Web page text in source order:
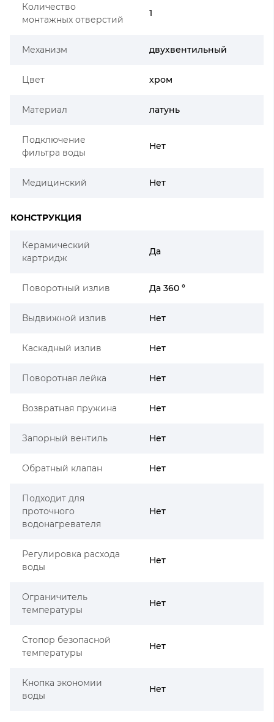
Количество
монтажных отверстий
1
Механизм двухвентильный
Цвет хром
Материал латунь
Подключение
фильтра воды
Нет
Медицинский Нет
КОНСТРУКЦИЯ
Керамический
картридж
Да
Поворотный излив Да 360 °
Выдвижной излив Нет
Каскадный излив Нет
Поворотная лейка Нет
Возвратная пружина Нет
Запорный вентиль Нет
Обратный клапан Нет
Подходит для
проточного
водонагревателя
Нет
Регулировка расхода
воды
Нет
Ограничитель
температуры
Нет
Стопор безопасной
температуры
Нет
Кнопка экономии
воды
Нет